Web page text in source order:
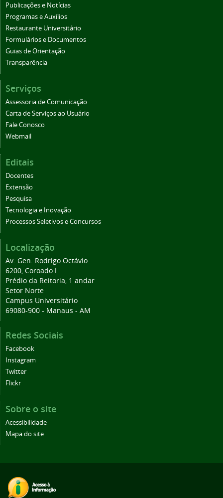
Publicações e Notícias
Programas e Auxílios
Restaurante Universitário
Formulários e Documentos
Guias de Orientação
Transparência
Serviços
Assessoria de Comunicação
Carta de Serviços ao Usuário
Fale Conosco
Webmail
Editais
Docentes
Extensão
Pesquisa
Tecnologia e Inovação
Processos Seletivos e Concursos
Localização
Av. Gen. Rodrigo Octávio
6200, Coroado I
Prédio da Reitoria, 1 andar
Setor Norte
Campus Universitário
69080-900 - Manaus - AM
Redes Sociais
Facebook
Instagram
Twitter
Flickr
Sobre o site
Acessibilidade
Mapa do site